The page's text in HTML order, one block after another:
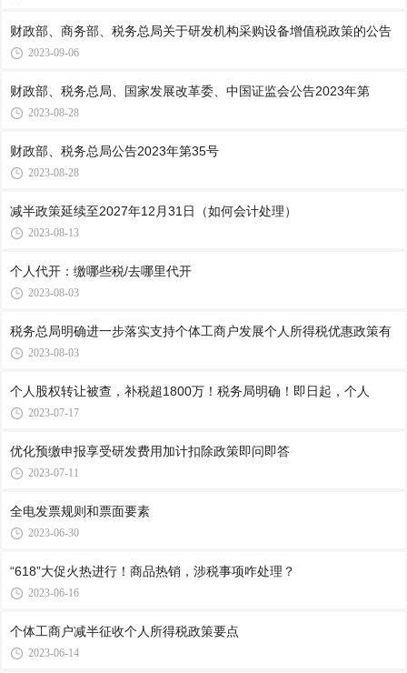
财政部、商务部、税务总局关于研发机构采购设备增值税政策的公告
2023-09-06
财政部、税务总局、国家发展改革委、中国证监会公告2023年第
2023-08-28
财政部、税务总局公告2023年第35号
2023-08-28
减半政策延续至2027年12月31日（如何会计处理）
2023-08-13
个人代开：缴哪些税/去哪里代开
2023-08-03
税务总局明确进一步落实支持个体工商户发展个人所得税优惠政策有
2023-08-03
个人股权转让被查，补税超1800万！税务局明确！即日起，个人
2023-07-17
优化预缴申报享受研发费用加计扣除政策即问即答
2023-07-11
全电发票规则和票面要素
2023-06-30
“618”大促火热进行！商品热销，涉税事项咋处理？
2023-06-16
个体工商户减半征收个人所得税政策要点
2023-06-14